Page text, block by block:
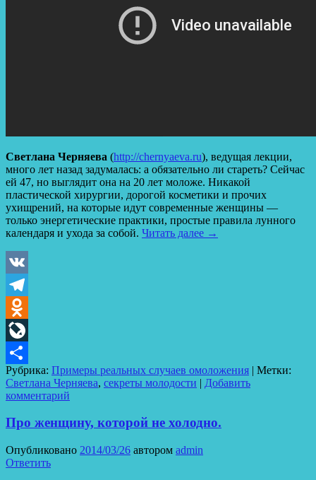
Светлана Черняева (http://chernyaeva.ru), ведущая лекции,
много лет назад задумалась: а обязательно ли стареть? Сейчас
ей 47, но выглядит она на 20 лет моложе. Никакой
пластической хирургии, дорогой косметики и прочих
ухищрений, на которые идут современные женщины —
только энергетические практики, простые правила лунного
календаря и ухода за собой. Читать далее →
VK
Telegram
Odnoklassniki
LiveJournal
Отправить
Рубрика: Примеры реальных случаев омоложения | Метки:
Светлана Черняева, секреты молодости | Добавить
комментарий
Про женщину, которой не холодно.
Опубликовано 2014/03/26 автором admin
Ответить